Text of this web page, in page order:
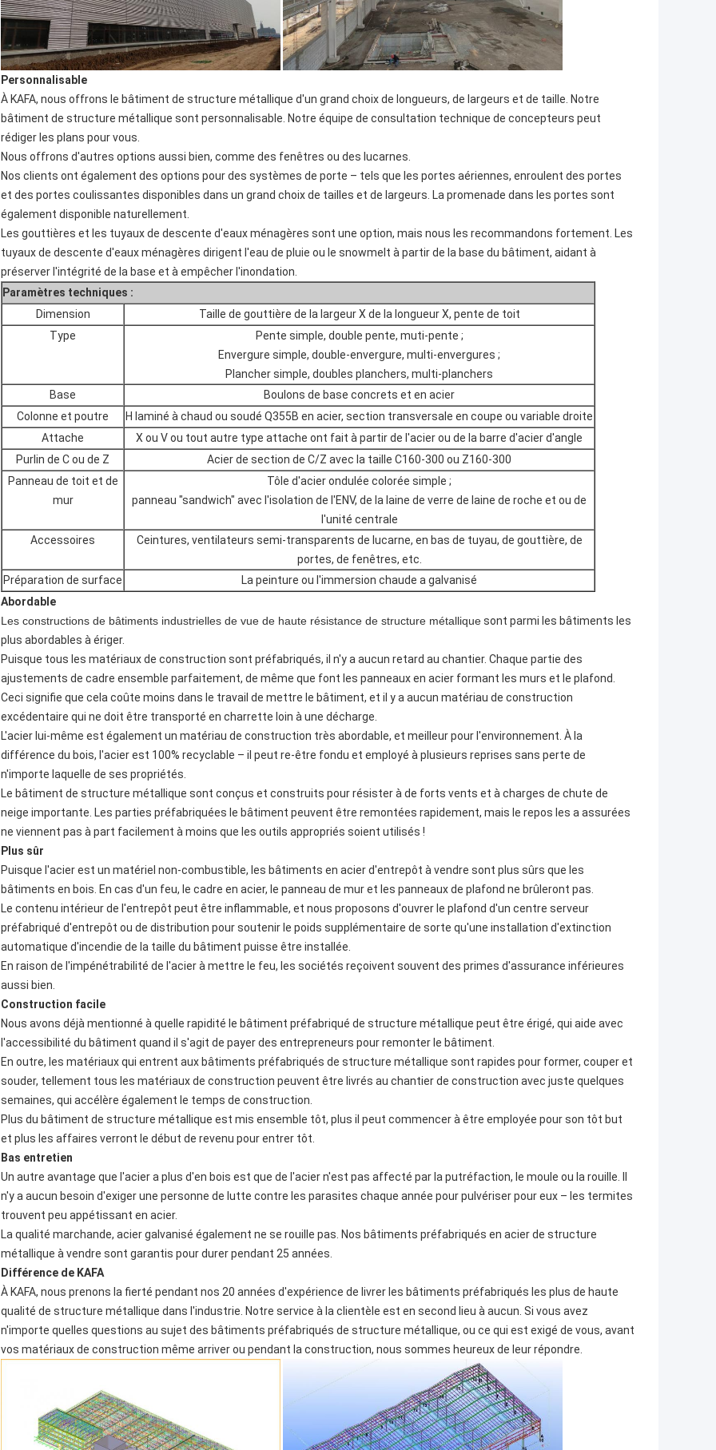
Personnalisable
À KAFA, nous offrons le bâtiment de structure métallique d'un grand choix de longueurs, de largeurs et de taille. Notre
bâtiment de structure métallique sont personnalisable. Notre équipe de consultation technique de concepteurs peut
rédiger les plans pour vous.
Nous offrons d'autres options aussi bien, comme des fenêtres ou des lucarnes.
Nos clients ont également des options pour des systèmes de porte – tels que les portes aériennes, enroulent des portes
et des portes coulissantes disponibles dans un grand choix de tailles et de largeurs. La promenade dans les portes sont
également disponible naturellement.
Les gouttières et les tuyaux de descente d'eaux ménagères sont une option, mais nous les recommandons fortement. Les
tuyaux de descente d'eaux ménagères dirigent l'eau de pluie ou le snowmelt à partir de la base du bâtiment, aidant à
préserver l'intégrité de la base et à empêcher l'inondation.
Paramètres techniques :
Dimension
Taille de gouttière de la largeur X de la longueur X, pente de toit
Type
Pente simple, double pente, muti-pente ;
Envergure simple, double-envergure, multi-envergures ;
Plancher simple, doubles planchers, multi-planchers
Base
Boulons de base concrets et en acier
Colonne et poutre
H laminé à chaud ou soudé Q355B en acier, section transversale en coupe ou variable droite
Attache
X ou V ou tout autre type attache ont fait à partir de l'acier ou de la barre d'acier d'angle
Purlin de C ou de Z
Acier de section de C/Z avec la taille C160-300 ou Z160-300
Panneau de toit et de
mur
Tôle d'acier ondulée colorée simple ;
panneau "sandwich" avec l'isolation de l'ENV, de la laine de verre de laine de roche et ou de
l'unité centrale
Accessoires
Ceintures, ventilateurs semi-transparents de lucarne, en bas de tuyau, de gouttière, de
portes, de fenêtres, etc.
Préparation de surface
La peinture ou l'immersion chaude a galvanisé
Abordable
Les constructions de bâtiments industrielles de vue de haute résistance de structure métalliquesont parmi les bâtiments les
plus abordables à ériger.
Puisque tous les matériaux de construction sont préfabriqués, il n'y a aucun retard au chantier. Chaque partie des
ajustements de cadre ensemble parfaitement, de même que font les panneaux en acier formant les murs et le plafond.
Ceci signifie que cela coûte moins dans le travail de mettre le bâtiment, et il y a aucun matériau de construction
excédentaire qui ne doit être transporté en charrette loin à une décharge.
L'acier lui-même est également un matériau de construction très abordable, et meilleur pour l'environnement. À la
différence du bois, l'acier est 100% recyclable – il peut re-être fondu et employé à plusieurs reprises sans perte de
n'importe laquelle de ses propriétés.
Le bâtiment de structure métallique sont conçus et construits pour résister à de forts vents et à charges de chute de
neige importante. Les parties préfabriquées le bâtiment peuvent être remontées rapidement, mais le repos les a assurées
ne viennent pas à part facilement à moins que les outils appropriés soient utilisés !
Plus sûr
Puisque l'acier est un matériel non-combustible, les bâtiments en acier d'entrepôt à vendre sont plus sûrs que les
bâtiments en bois. En cas d'un feu, le cadre en acier, le panneau de mur et les panneaux de plafond ne brûleront pas.
Le contenu intérieur de l'entrepôt peut être inflammable, et nous proposons d'ouvrer le plafond d'un centre serveur
préfabriqué d'entrepôt ou de distribution pour soutenir le poids supplémentaire de sorte qu'une installation d'extinction
automatique d'incendie de la taille du bâtiment puisse être installée.
En raison de l'impénétrabilité de l'acier à mettre le feu, les sociétés reçoivent souvent des primes d'assurance inférieures
aussi bien.
Construction facile
Nous avons déjà mentionné à quelle rapidité le bâtiment préfabriqué de structure métallique peut être érigé, qui aide avec
l'accessibilité du bâtiment quand il s'agit de payer des entrepreneurs pour remonter le bâtiment.
En outre, les matériaux qui entrent aux bâtiments préfabriqués de structure métallique sont rapides pour former, couper et
souder, tellement tous les matériaux de construction peuvent être livrés au chantier de construction avec juste quelques
semaines, qui accélère également le temps de construction.
Plus du bâtiment de structure métallique est mis ensemble tôt, plus il peut commencer à être employée pour son tôt but
et plus les affaires verront le début de revenu pour entrer tôt.
Bas entretien
Un autre avantage que l'acier a plus d'en bois est que de l'acier n'est pas affecté par la putréfaction, le moule ou la rouille. Il
n'y a aucun besoin d'exiger une personne de lutte contre les parasites chaque année pour pulvériser pour eux – les termites
trouvent peu appétissant en acier.
La qualité marchande, acier galvanisé également ne se rouille pas. Nos bâtiments préfabriqués en acier de structure
métallique à vendre sont garantis pour durer pendant 25 années.
Différence de KAFA
À KAFA, nous prenons la fierté pendant nos 20 années d'expérience de livrer les bâtiments préfabriqués les plus de haute
qualité de structure métallique dans l'industrie. Notre service à la clientèle est en second lieu à aucun. Si vous avez
n'importe quelles questions au sujet des bâtiments préfabriqués de structure métallique, ou ce qui est exigé de vous, avant
vos matériaux de construction même arriver ou pendant la construction, nous sommes heureux de leur répondre.